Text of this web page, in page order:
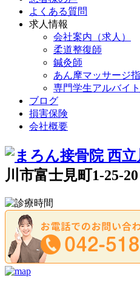
よくある質問
求人情報
会社案内（求人）
柔道整復師
鍼灸師
あん摩マッサージ
専門学生アルバイト
ブログ
損害保険
会社概要
川市富士見町1-25-20